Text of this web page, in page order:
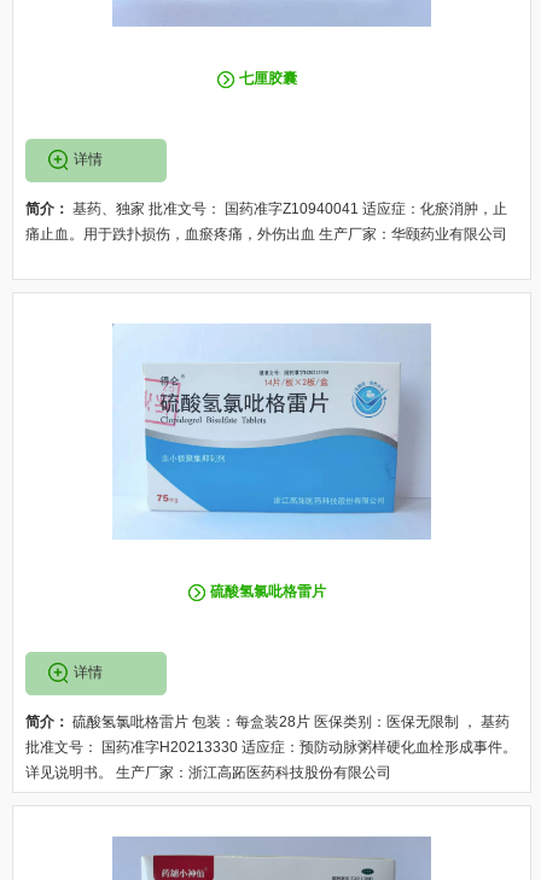
七厘胶囊
详情
简介： 基药、独家 批准文号： 国药准字Z10940041 适应症：化瘀消肿，止
痛止血。用于跌扑损伤，血瘀疼痛，外伤出血 生产厂家：华颐药业有限公司
硫酸氢氯吡格雷片
详情
简介： 硫酸氢氯吡格雷片 包装：每盒装28片 医保类别：医保无限制 ， 基药
批准文号： 国药准字H20213330 适应症：预防动脉粥样硬化血栓形成事件。
详见说明书。 生产厂家：浙江高跖医药科技股份有限公司